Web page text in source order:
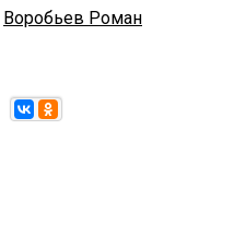
Воробьев Роман